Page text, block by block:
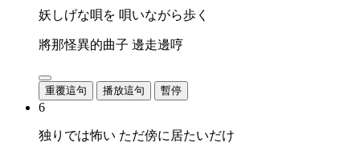
妖しげな唄を 唄いながら歩く
將那怪異的曲子 邊走邊哼
重覆這句 播放這句 暫停
6
独りでは怖い ただ傍に居たいだけ